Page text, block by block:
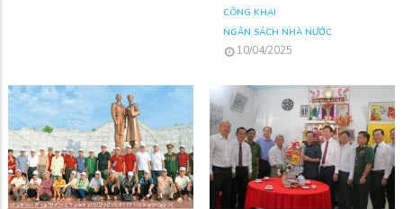
CÔNG KHAI
NGÂN SÁCH NHÀ NƯỚC
10/04/2025